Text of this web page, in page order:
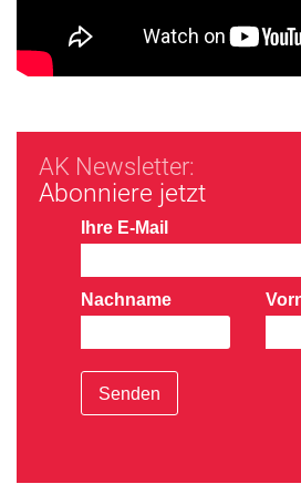
AK Newsletter:
Abonniere jetzt
Ihre E-Mail
Nachname
Senden